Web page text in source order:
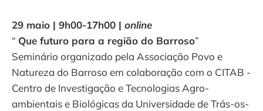
29 maio | 9h00-17h00 | online
“ Que futuro para a região do Barroso”
Seminário organizado pela Associação Povo e
Natureza do Barroso em colaboração com o CITAB -
Centro de Investigação e Tecnologias Agro-
ambientais e Biológicas da Universidade de Trás-os-